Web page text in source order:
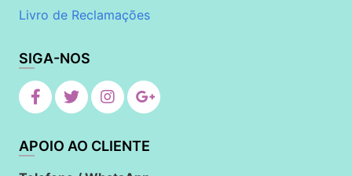
Livro de Reclamações
SIGA-NOS
APOIO AO CLIENTE